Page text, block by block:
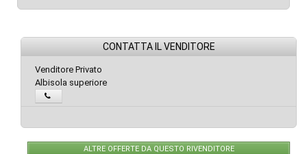
CONTATTA IL VENDITORE
Venditore Privato
Albisola superiore
ALTRE OFFERTE DA QUESTO RIVENDITORE